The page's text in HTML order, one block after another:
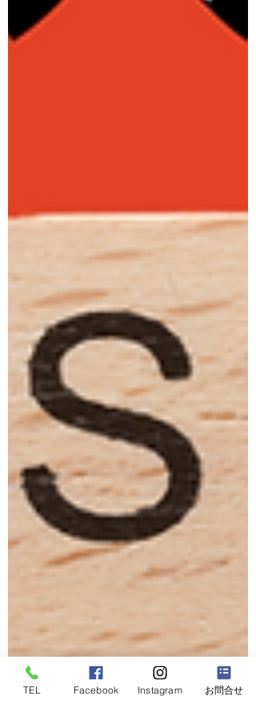
TEL Facebook Instagram お問合せ